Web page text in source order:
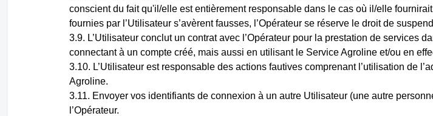
conscient du fait qu'il/elle est entièrement responsable dans le cas où il/elle
fournies par l’Utilisateur s’avèrent fausses, l’Opérateur se réserve le droit de
L’Utilisateur conclut un contrat avec l’Opérateur pour la prestation de
connectant à un compte créé, mais aussi en utilisant le Service Agroline et/ou en
L’Utilisateur est responsable des actions fautives comprenant l’utilisation de
Agroline.
Envoyer vos identifiants de connexion à un autre Utilisateur (une autre
l’Opérateur.